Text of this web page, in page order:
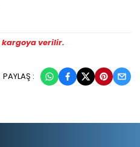
kargoya verilir.
PAYLAŞ :